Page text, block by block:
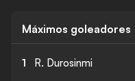
Máximos goleadores
1 R. Durosinmi